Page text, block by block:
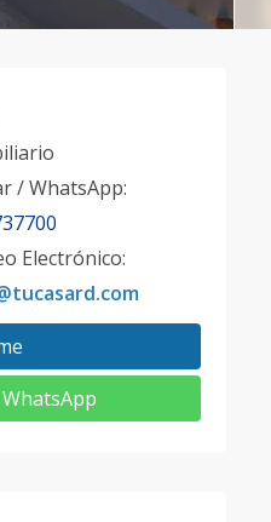
/ WhatsApp:
Electrónico: